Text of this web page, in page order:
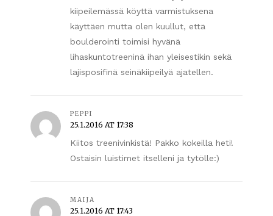
kiipeilemässä köyttä varmistuksena
käyttäen mutta olen kuullut, että
boulderointi toimisi hyvänä
lihaskuntotreeninä ihan yleisestikin sekä
lajisposifinä seinäkiipeilyä ajatellen.
PEPPI
25.1.2016 AT 17:38
Kiitos treenivinkistä! Pakko kokeilla heti!
Ostaisin luistimet itselleni ja tytölle:)
MAIJA
25.1.2016 AT 17:43